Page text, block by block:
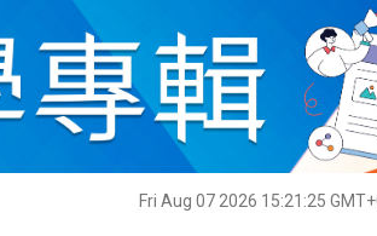
Fri Aug 07 2026 15:21:27
影片 名家榜 灼見活動